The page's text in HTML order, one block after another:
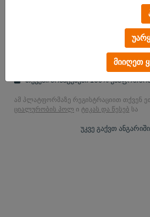
მიიღეთ
დაიწყეთ უფასო
სტრიქციები არ მიმაგრებულია!
თქვენი მონაცემები 100%
ამ პლატფორმაზე რეგისტრაციით თქვენ
ციალურობის პოლ ი ტიკას და წესებ სა
უკვე გაქვთ